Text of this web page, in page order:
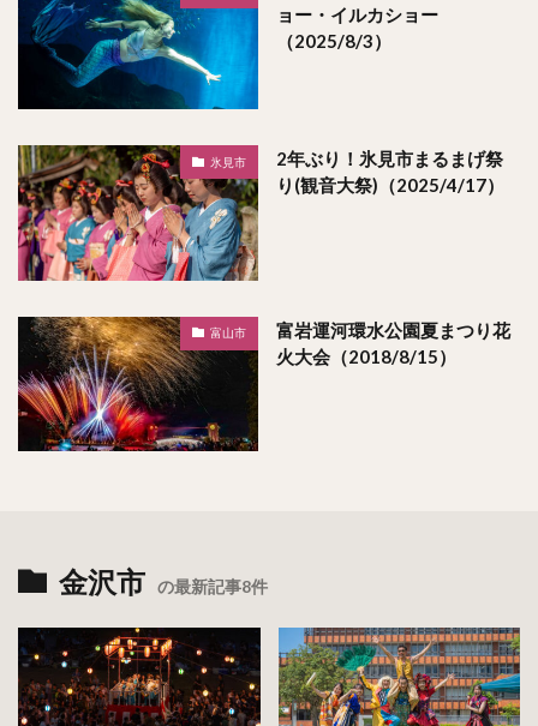
ョー・イルカショー
（2025/8/3）
氷見市
2年ぶり！氷見市まるまげ祭
り(観音大祭)（2025/4/17）
富山市
富岩運河環水公園夏まつり花
火大会（2018/8/15）
金沢市 の最新記事8件